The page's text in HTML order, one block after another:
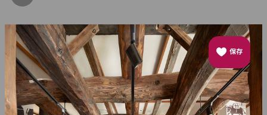
保存